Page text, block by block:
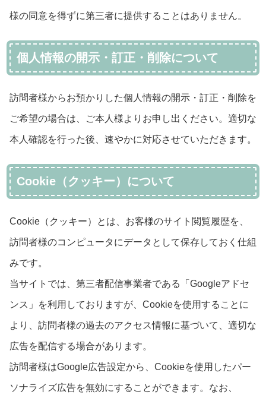
様の同意を得ずに第三者に提供することはありません。
個人情報の開示・訂正・削除について
訪問者様からお預かりした個人情報の開示・訂正・削除を
ご希望の場合は、ご本人様よりお申し出ください。適切な
本人確認を行った後、速やかに対応させていただきます。
Cookie（クッキー）について
Cookie（クッキー）とは、お客様のサイト閲覧履歴を、
訪問者様のコンピュータにデータとして保存しておく仕組
みです。
当サイトでは、第三者配信事業者である「Googleアドセ
ンス」を利用しておりますが、Cookieを使用することに
より、訪問者様の過去のアクセス情報に基づいて、適切な
広告を配信する場合があります。
訪問者様はGoogle広告設定から、Cookieを使用したパー
ソナライズ広告を無効にすることができます。なお、